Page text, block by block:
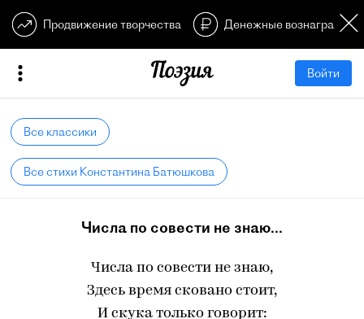
Продвижение творчества Денежные
Войти
Все классики
Все стихи Константина Батюшкова
Числа по совести не знаю...
Числа по совести не знаю,
Здесь время сковано стоит,
И скука только говорит: